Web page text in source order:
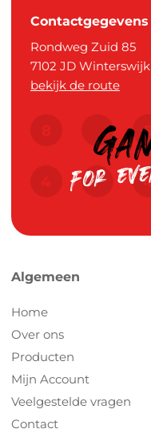
Contactgegevens
Rondweg Zuid 85
7102 JD Winterswijk
bekijk de route
Algemeen
Home
Over ons
Producten
Mijn Account
Veelgestelde vragen
Contact